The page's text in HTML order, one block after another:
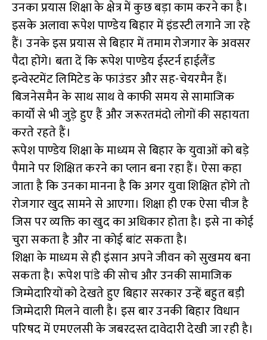
उनका प्रयास शिक्षा के क्षेत्र में कुछ बड़ा काम करने का है।
इसके अलावा रूपेश पाण्डेय बिहार में इंडस्टी लगाने जा रहे
हैं। उनके इस प्रयास से बिहार में तमाम रोजगार के अवसर
पैदा होंगे। बता दें कि रूपेश पाण्डेय ईस्टर्न हाईलैंड
इन्वेस्टमेंट लिमिटेड के फाउंडर और सह-चेयरमैन हैं।
बिजनेसमैन के साथ साथ वे काफी समय से सामाजिक
कार्यों से भी जुड़े हुए हैं और जरूरतमंदो लोगों की सहायता
करते रहते हैं।
रूपेश पाण्डेय शिक्षा के माध्यम से बिहार के युवाओं को बड़े
पैमाने पर शिक्षित करने का प्लान बना रहा हैं। ऐसा कहा
जाता है कि उनका मानना है कि अगर युवा शिक्षित होंगे तो
रोजगार खुद सामने से आएगा। शिक्षा ही एक ऐसा चीज है
जिस पर व्यक्ति का खुद का अधिकार होता है। इसे ना कोई
चुरा सकता है और ना कोई बांट सकता है।
शिक्षा के माध्यम से ही इंसान अपने जीवन को सुखमय बना
सकता है। रूपेश पांडे की सोच और उनकी सामाजिक
जिम्मेदारियों को देखते हुए बिहार सरकार उन्हें बहुत बड़ी
जिम्मेदारी मिलने वाली है। इस बार उनकी बिहार विधान
परिषद में एमएलसी के जबरदस्त दावेदारी देखी जा रही है।